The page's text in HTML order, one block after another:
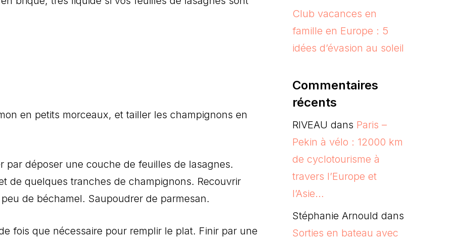
en petits morceaux, et tailler les champignons en
par déposer une couche de feuilles de lasagnes.
de quelques tranches de champignons. Recouvrir
de béchamel. Saupoudrer de parmesan.
fois que nécessaire pour remplir le plat. Finir par une
Club vacances en
famille en Europe : 5
idées d’évasion au soleil
Commentaires
récents
RIVEAU dans Paris –
Pekin à vélo : 12000 km
de cyclotourisme à
travers l’Europe et
l’Asie…
Stéphanie Arnould dans
Sorties en bateau avec